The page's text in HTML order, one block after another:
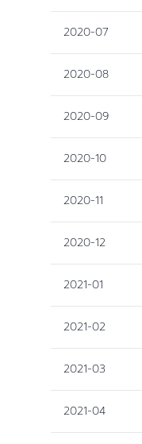
2020-07
2020-08
2020-09
2020-10
2020-11
2020-12
2021-01
2021-02
2021-03
2021-04